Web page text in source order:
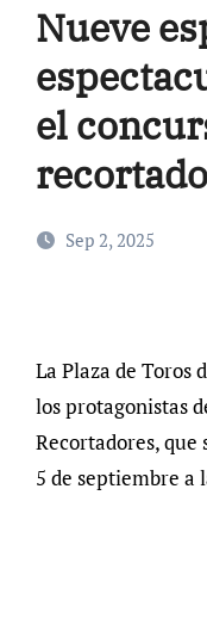
Nueve
el
Sep 2, 2025
La Plaza de Toros
los protagonistas
Recortadores,
5 de septiembre a